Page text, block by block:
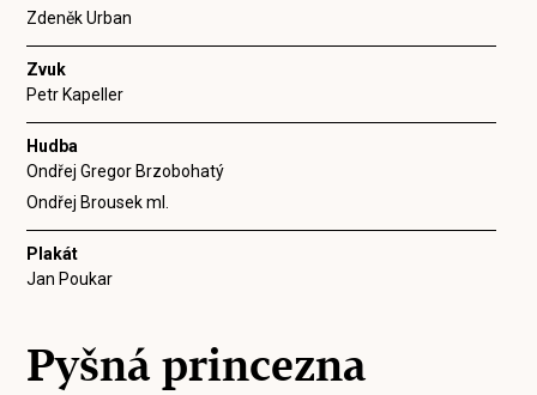
Zdeněk Urban
Zvuk
Petr Kapeller
Hudba
Ondřej Gregor Brzobohatý
Ondřej Brousek ml.
Plakát
Jan Poukar
Pyšná princezna